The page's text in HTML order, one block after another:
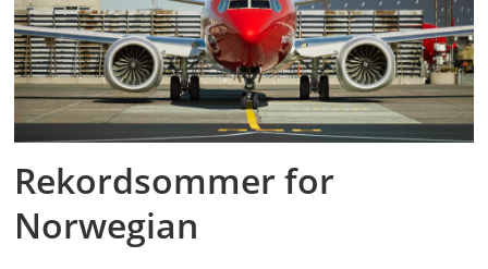
Rekordsommer for
Norwegian